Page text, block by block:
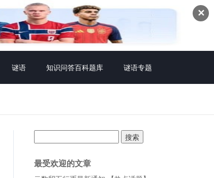
✕
谜语 知识问答百科题库 谜语专题
索：
最受欢迎的文章